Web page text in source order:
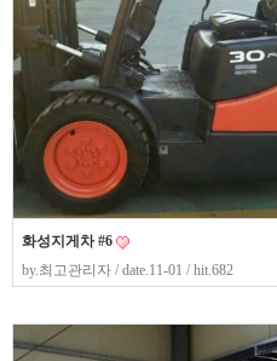
화성지게차 #6
by.최고관리자 / date.11-01 / hit.682